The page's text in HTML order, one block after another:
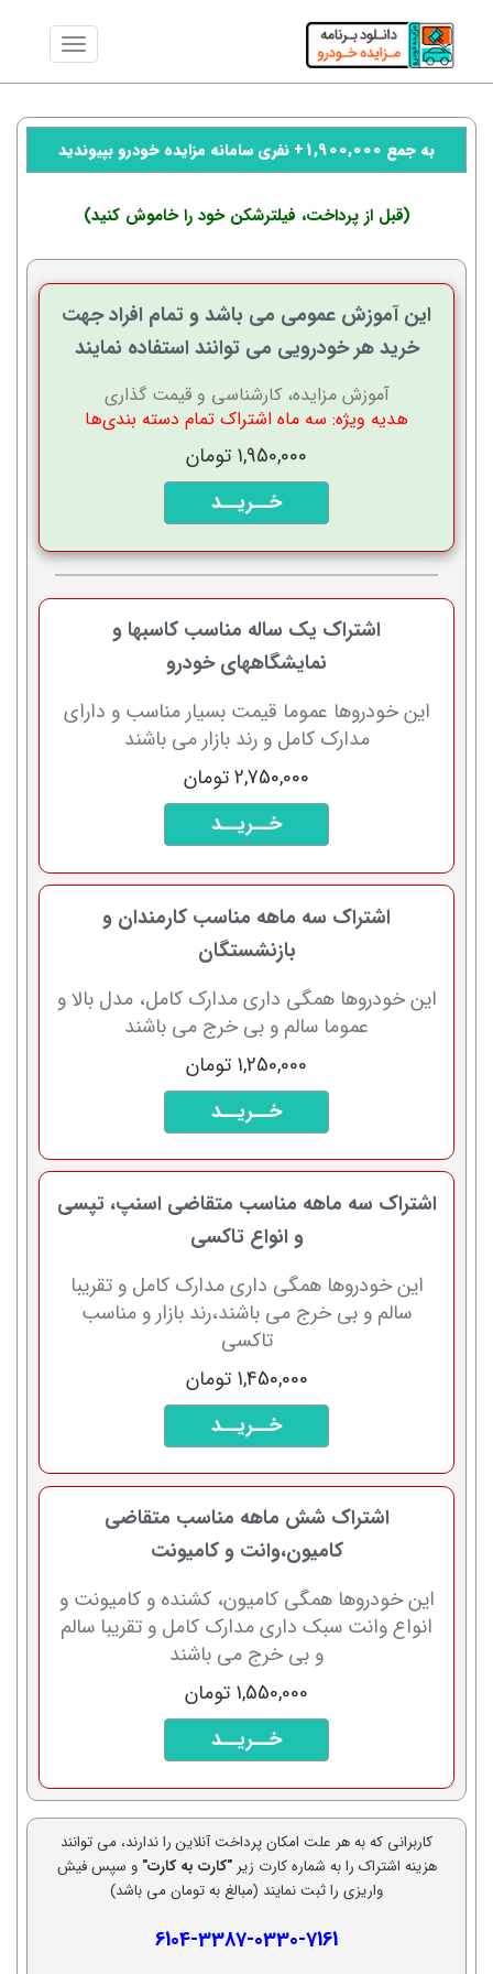
به جمع 1,900,000+ نفری سامانه مزایده خودرو بپیوندید
(قبل از پرداخت، فیلترشکن خود را خاموش کنید)
این آموزش عمومی می باشد و تمام افراد جهت
خرید هر خودرویی می توانند استفاده نمایند
آموزش مزایده، کارشناسی و قیمت گذاری
هدیه ویژه: سه ماه اشتراک تمام دسته بندی‌ها
1,950,000 تومان
اشتراک یک ساله مناسب کاسبها و
نمایشگاههای خودرو
این خودروها عموما قیمت بسیار مناسب و دارای
مدارک کامل و رند بازار می باشند
2,750,000 تومان
اشتراک سه ماهه مناسب کارمندان و
بازنشستگان
این خودروها همگی داری مدارک کامل، مدل بالا و
عموما سالم و بی خرج می باشند
1,250,000 تومان
اشتراک سه ماهه مناسب متقاضی اسنپ، تپسی
و انواع تاکسی
این خودروها همگی داری مدارک کامل و تقریبا
سالم و بی خرج می باشند،رند بازار و مناسب
تاکسی
1,450,000 تومان
اشتراک شش ماهه مناسب متقاضی
کامیون،وانت و کامیونت
این خودروها همگی کامیون، کشنده و کامیونت و
انواع وانت سبک داری مدارک کامل و تقریبا سالم
و بی خرج می باشند
1,550,000 تومان
کاربرانی که به هر علت امکان پرداخت آنلاین را ندارند، می توانند
هزینه اشتراک را به شماره کارت زیر"کارت به کارت" و سپس فیش
واریزی را ثبت نمایند (مبالغ به تومان می باشد)
6104-3387-0330-7161